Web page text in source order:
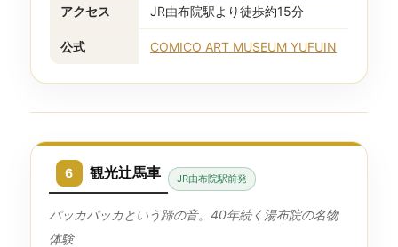
アクセス JR由布院駅より徒歩約15分
公式 COMICO ART MUSEUM YUFUIN
6 観光辻馬車 JR由布院駅前発
パッカパッカという蹄の音。40年続く湯布院の名物
体験